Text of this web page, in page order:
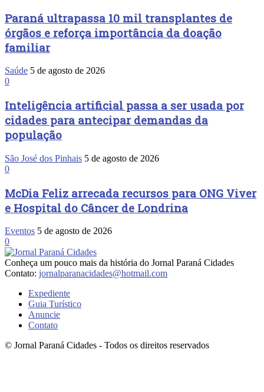
Paraná ultrapassa 10 mil transplantes de
órgãos e reforça importância da doação
familiar
Saúde 5 de agosto de 2026
0
Inteligência artificial passa a ser usada por
cidades para antecipar demandas da
população
São José dos Pinhais 5 de agosto de 2026
0
McDia Feliz arrecada recursos para ONG Viver
e Hospital do Câncer de Londrina
Eventos 5 de agosto de 2026
0
Conheça um pouco mais da história do Jornal Paraná Cidades
Contato: jornalparanacidades@hotmail.com
Expediente
Guia Turístico
Anuncie
Contato
© Jornal Paraná Cidades - Todos os direitos reservados